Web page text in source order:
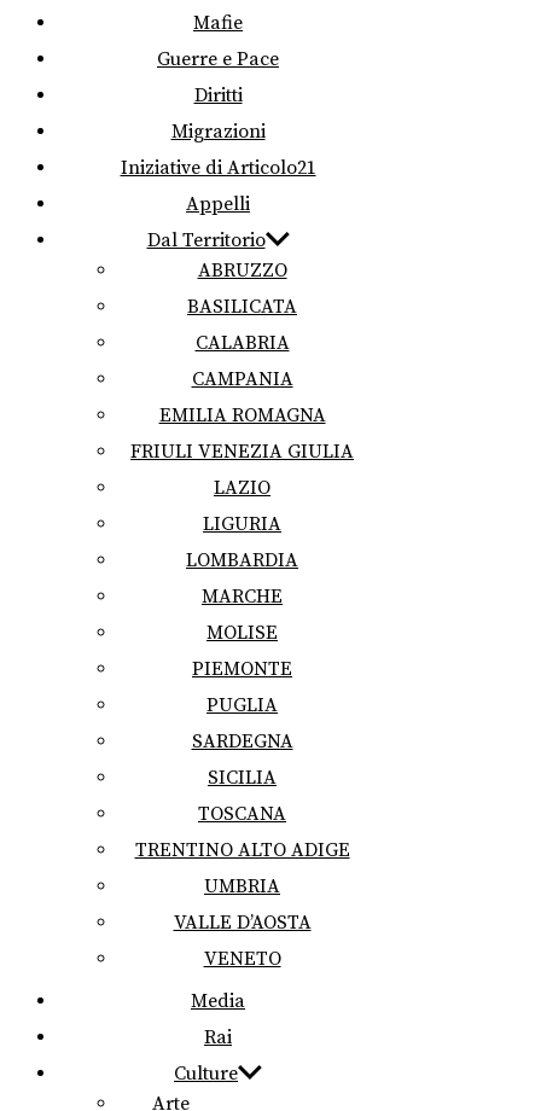
Mafie
Guerre e Pace
Diritti
Migrazioni
Iniziative di Articolo21
Appelli
Dal Territorio
ABRUZZO
BASILICATA
CALABRIA
CAMPANIA
EMILIA ROMAGNA
FRIULI VENEZIA GIULIA
LAZIO
LIGURIA
LOMBARDIA
MARCHE
MOLISE
PIEMONTE
PUGLIA
SARDEGNA
SICILIA
TOSCANA
TRENTINO ALTO ADIGE
UMBRIA
VALLE D’AOSTA
VENETO
Media
Rai
Culture
Arte